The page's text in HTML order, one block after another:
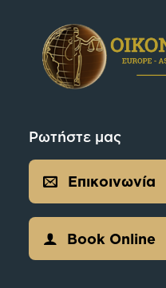
Ρωτήστε μας
Επικοινωνία
Book Online